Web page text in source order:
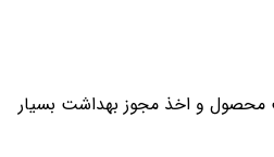
محصول و اخذ مجوز بهداشت بسیار